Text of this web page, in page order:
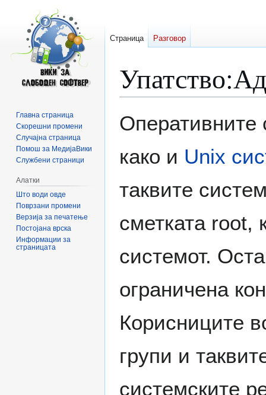
на
на
како и Unix
таквите
сметката root,
системот.
ограничена
Корисниците
групи и
системските
Страница Разговор
Главна страница
Скорешни промени
Случајна страница
Помош за МедијаВики
Службени страници
Алатки
Што води овде
Поврзани промени
Верзија за печатење
Постојана врска
Информации за
страницата